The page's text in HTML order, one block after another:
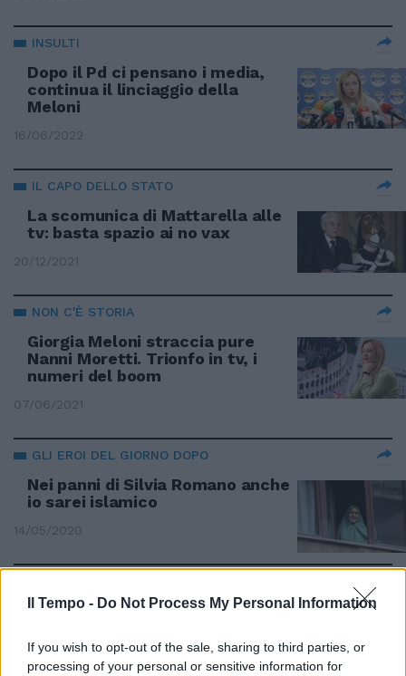
Il Tempo - Do Not Process My Personal Information
If you wish to opt-out of the sale, sharing to third parties, or
processing of your personal or sensitive information for
INSULTI
Dopo il Pd ci pensano i media,
continua il linciaggio della
Meloni
16/06/2022
IL CAPO DELLO STATO
La scomunica di Mattarella alle
tv: basta spazio ai no vax
20/12/2021
NON C'È STORIA
Giorgia Meloni straccia pure
Nanni Moretti. Trionfo in tv, i
numeri del boom
07/06/2021
GLI EROI DEL GIORNO DOPO
Nei panni di Silvia Romano anche
io sarei islamico
14/05/2020
L'annuncio della Regione
contagio è più bassa della media
italiana